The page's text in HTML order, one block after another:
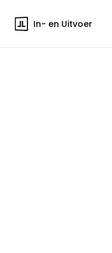
In- en Uitvoer